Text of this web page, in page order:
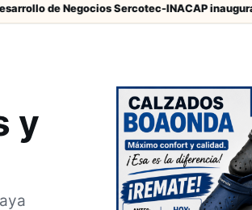
Negocios Sercotec-INACAP inaugura
y